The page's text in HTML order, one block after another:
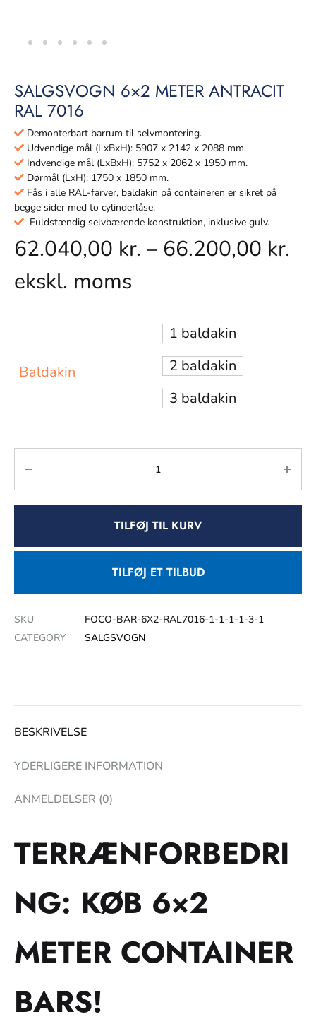
SALGSVOGN 6×2 METER ANTRACIT
RAL 7016
Demonterbart barrum til selvmontering.
Udvendige mål (LxBxH): 5907 x 2142 x 2088 mm.
Indvendige mål (LxBxH): 5752 x 2062 x 1950 mm.
Dørmål (LxH): 1750 x 1850 mm.
Fås i alle RAL-farver, baldakin på containeren er sikret på
begge sider med to cylinderlåse.
Fuldstændig selvbærende konstruktion, inklusive gulv.
62.040,00 kr. – 66.200,00 kr.
ekskl. moms
Baldakin
1 baldakin
2 baldakin
3 baldakin
TILFØJ TIL KURV
TILFØJ ET TILBUD
SKU
FOCO-BAR-6X2-RAL7016-1-1-1-1-3-1
CATEGORY
SALGSVOGN
BESKRIVELSE
YDERLIGERE INFORMATION
ANMELDELSER (0)
TERRÆNFORBEDRI
NG: KØB 6×2
METER CONTAINER
BARS!